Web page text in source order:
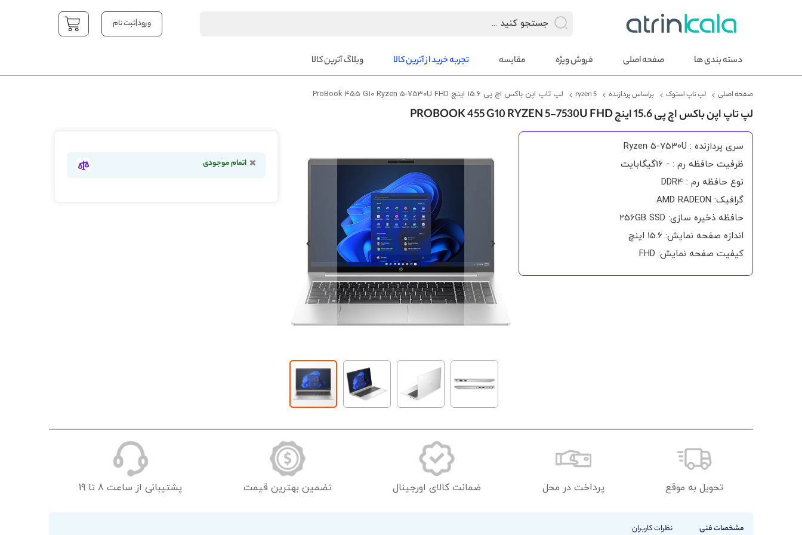
ورود|ثبت نام
YOUR CART
دسته بندی ها
صفحه اصلی فروش ویژه مقایسه تجربه خرید از آترین کالا وبلاگ آترین کالا
صفحه اصلی لپ تاپ استوک براساس پردازنده ryzen 5 لپ تاپ اپن باکس اچ پی 15.6 اینچ ProBook 455 G10 Ryzen 5-7530U FHD
لپ تاپ اپن باکس اچ پی 15.6 اینچ PROBOOK 455 G10 RYZEN 5-7530U FHD
سری پردازنده : Ryzen 5-7530U
ظرفیت حافظه رم : - 16گیگابایت
نوع حافظه رم : DDR4
گرافیک: AMD RADEON
حافظه ذخیره سازی: 256GB SSD
اندازه صفحه نمایش: 15.6 اینچ
کیفیت صفحه نمایش: FHD
انتهای
به
اتمام موجودی
تحویل به موقع پرداخت در محل ضمانت کالای اورجینال تضمین بهترین قیمت پشتیبانی از ساعت 8 تا 19
مشخصات فنی نظرات کاربران